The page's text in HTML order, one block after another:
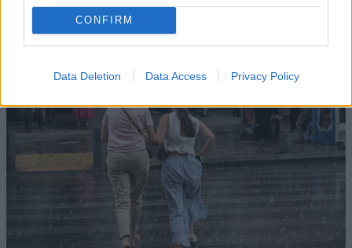
CONFIRM
Data Deletion Data Access Privacy Policy
ανεπίδεκτες μαθήσεως»